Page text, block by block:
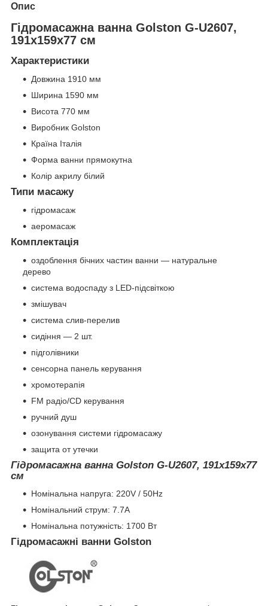
Опис
Гідромасажна ванна Golston G-U2607,
191x159x77 см
Характеристики
Довжина 1910 мм
Ширина 1590 мм
Висота 770 мм
Виробник Golston
Країна Італія
Форма ванни прямокутна
Колір акрилу білий
Типи масажу
гідромасаж
аеромасаж
Комплектація
оздоблення бічних частин ванни — натуральне
дерево
система водоспаду з LED-підсвіткою
змішувач
система слив-перелив
сидіння — 2 шт.
підголівники
сенсорна панель керування
хромотерапія
FM радіо/CD керування
ручний душ
озонування системи гідромасажу
защита от утечки
Гідромасажна ванна Golston G-U2607, 191x159x77
см
Номінальна напруга: 220V / 50Hz
Номінальний струм: 7.7A
Номінальна потужність: 1700 Вт
Гідромасажні ванни Golston